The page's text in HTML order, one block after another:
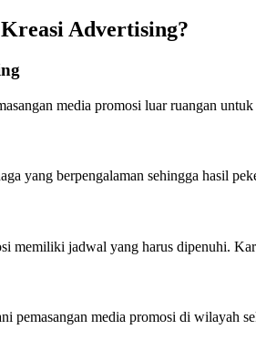
Advertising?
media promosi luar ruangan
yang berpengalaman sehingga hasil
memiliki jadwal yang harus dipenuhi.
pemasangan media promosi di wilayah